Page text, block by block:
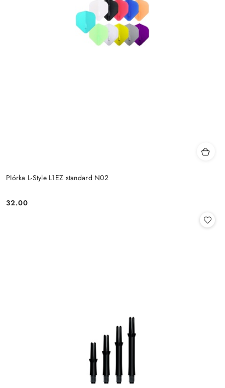
PIórka L-Style L1EZ standard N02
Cena:
32.00